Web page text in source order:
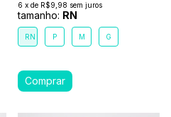
6 x de R$9,98 sem juros
tamanho: RN
RN P M G